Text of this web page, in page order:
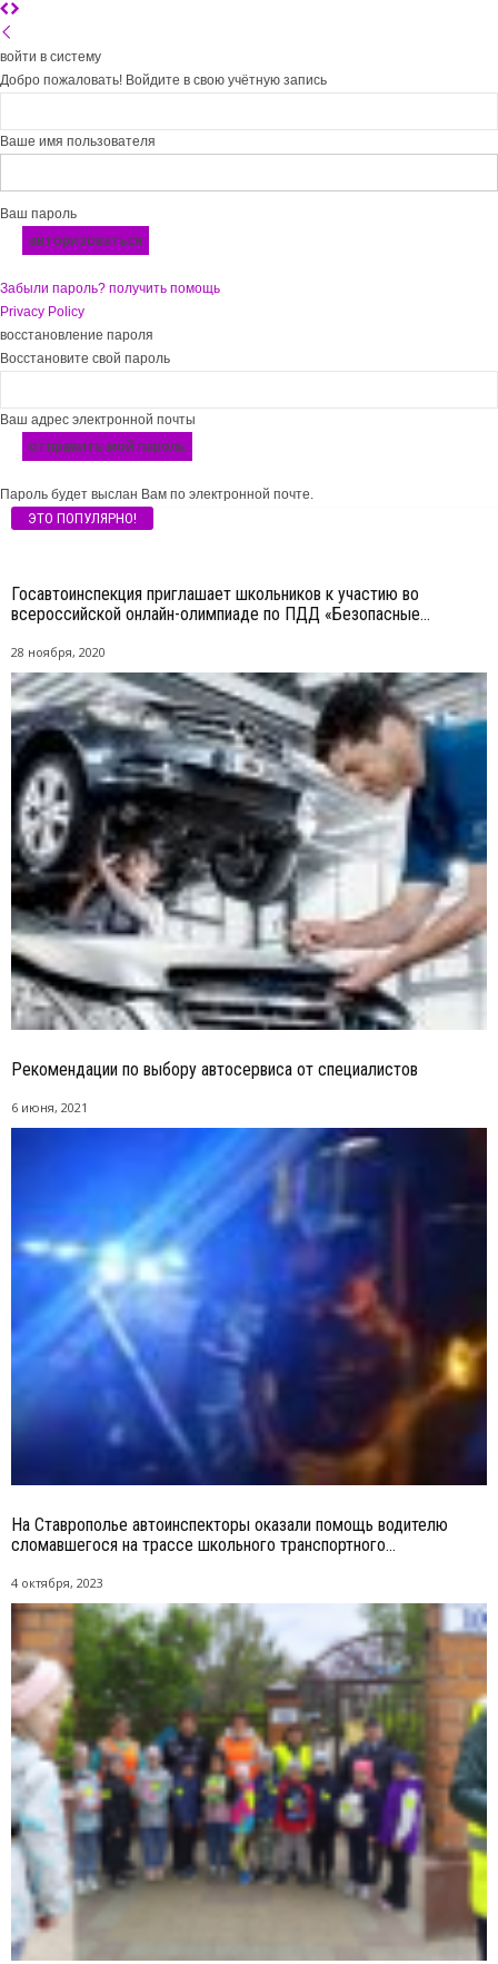
войти в систему
Добро пожаловать! Войдите в свою учётную запись
Ваше имя пользователя
Ваш пароль
Забыли пароль? получить помощь
Privacy Policy
восстановление пароля
Восстановите свой пароль
Ваш адрес электронной почты
Пароль будет выслан Вам по электронной почте.
ЭТО ПОПУЛЯРНО!
Госавтоинспекция приглашает школьников к участию во
всероссийской онлайн-олимпиаде по ПДД «Безопасные...
28 ноября, 2020
Рекомендации по выбору автосервиса от специалистов
6 июня, 2021
На Ставрополье автоинспекторы оказали помощь водителю
сломавшегося на трассе школьного транспортного...
4 октября, 2023